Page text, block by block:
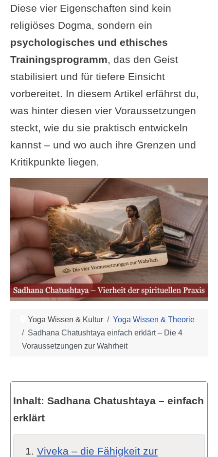
Diese vier Eigenschaften sind kein
religiöses Dogma, sondern ein
psychologisches und ethisches
Trainingsprogramm, das den Geist
stabilisiert und für tiefere Einsicht
vorbereitet. In diesem Artikel erfährst du,
was hinter diesen vier Voraussetzungen
steckt, wie du sie praktisch entwickeln
kannst – und wo auch ihre Grenzen und
Kritikpunkte liegen.
Yoga Wissen & Kultur
Yoga Wissen & Theorie
Sadhana Chatushtaya einfach erklärt – Die 4
Voraussetzungen zur Wahrheit
Inhalt: Sadhana Chatushtaya – einfach
erklärt
Viveka – die Fähigkeit zur